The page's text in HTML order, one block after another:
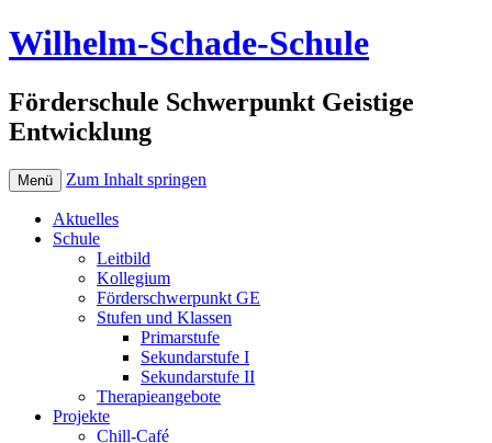
Wilhelm-Schade-Schule
Förderschule Schwerpunkt Geistige
Entwicklung
Menü Zum Inhalt springen
Aktuelles
Schule
Leitbild
Kollegium
Förderschwerpunkt GE
Stufen und Klassen
Primarstufe
Sekundarstufe I
Sekundarstufe II
Therapieangebote
Projekte
Chill-Café